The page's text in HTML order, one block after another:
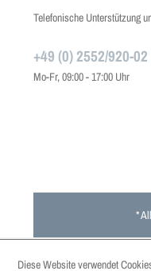
Telefonische Unterstützung
+49 (0) 2552/920-02
Mo-Fr, 09:00 - 17:00 Uhr
*
Diese Website verwendet